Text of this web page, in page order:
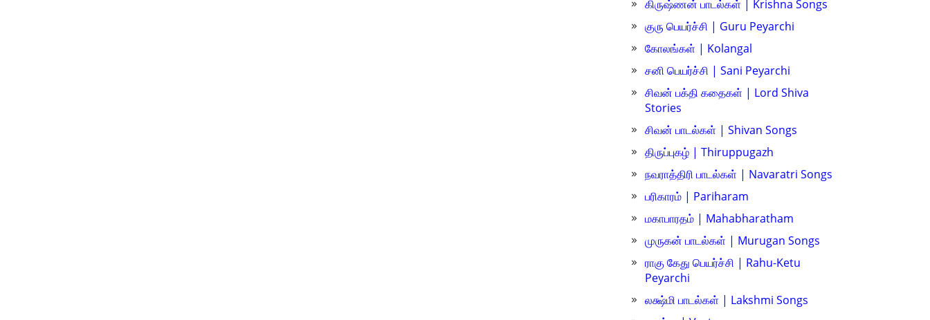
கிருஷ்ணன் பாடல்கள் | Krishna Songs
குரு பெயர்ச்சி | Guru Peyarchi
கோலங்கள் | Kolangal
சனி பெயர்ச்சி | Sani Peyarchi
சிவன் பக்தி கதைகள் | Lord Shiva
Stories
சிவன் பாடல்கள் | Shivan Songs
திருப்புகழ் | Thiruppugazh
நவராத்திரி பாடல்கள் | Navaratri Songs
பரிகாரம் | Pariharam
மகாபாரதம் | Mahabharatham
முருகன் பாடல்கள் | Murugan Songs
ராகு கேது பெயர்ச்சி | Rahu-Ketu
Peyarchi
லக்ஷ்மி பாடல்கள் | Lakshmi Songs